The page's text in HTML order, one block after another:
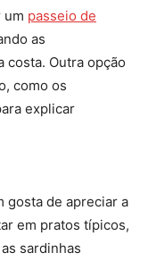
um passeio de
as
costa. Outra opção
como os
explicar
gosta de apreciar a
em pratos típicos,
sardinhas